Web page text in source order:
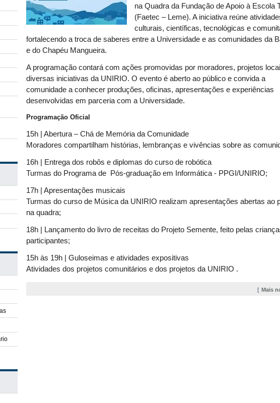
naQuadra da Fundação de Apoio à Escola
(Faetec – Leme). A iniciativa reúne
culturais, científicas, tecnológicas e
fortalecendo a troca de saberes entre a Universidade e as comunidades da
e do Chapéu Mangueira.
A programação contará com ações promovidas por moradores, projetos
diversas iniciativas da UNIRIO. O evento é aberto ao público e convida a
comunidade a conhecer produções, oficinas, apresentações e experiências
desenvolvidas em parceria com a Universidade.
Programação Oficial
15h | Abertura – Chá de Memória da Comunidade
Moradores compartilham histórias, lembranças e vivências sobre as
16h | Entrega dos robôs e diplomas do curso de robótica
Turmas do Programa de Pós-graduação em Informática - PPGI/UNIRIO;
17h | Apresentações musicais
Turmas do curso de Música da UNIRIO realizam apresentações abertas ao
na quadra;
18h | Lançamento do livro de receitas do Projeto Semente, feito pelas
participantes;
15h às 19h | Guloseimas e atividades expositivas
Atividades dos projetos comunitários e dos projetos da UNIRIO .
Mais